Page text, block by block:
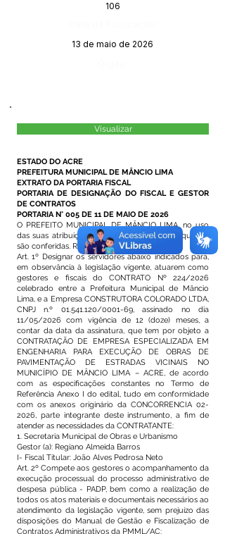
106
13 de maio de 2026
Visualizar
ESTADO DO ACRE
PREFEITURA MUNICIPAL DE MÂNCIO LIMA
EXTRATO DA PORTARIA FISCAL
PORTARIA DE DESIGNAÇÃO DO FISCAL E GESTOR
DE CONTRATOS
PORTARIA N° 005 DE 11 DE MAIO DE 2026
O PREFEITO MUNICIPAL DE MÂNCIO LIMA, no uso
das suas atribuições constitucionais e legais que lhe
são conferidas. RESOLVE:
Art. 1º Designar os servidores abaixo indicados para,
em observância à legislação vigente, atuarem como
gestores e fiscais do CONTRATO Nº 224/2026
celebrado entre a Prefeitura Municipal de Mâncio
Lima, e a Empresa CONSTRUTORA COLORADO LTDA,
CNPJ n.º 01.541.120/0001-69, assinado no dia
11/05/2026 com vigência de 12 (doze) meses, a
contar da data da assinatura, que tem por objeto a
CONTRATAÇÃO DE EMPRESA ESPECIALIZADA EM
ENGENHARIA PARA EXECUÇÃO DE OBRAS DE
PAVIMENTAÇÃO DE ESTRADAS VICINAIS NO
MUNICÍPIO DE MÂNCIO LIMA – ACRE, de acordo
com as especificações constantes no Termo de
Referência Anexo I do edital, tudo em conformidade
com os anexos originário da CONCORRENCIA 02-
2026, parte integrante deste instrumento, a fim de
atender as necessidades da CONTRATANTE:
1. Secretaria Municipal de Obras e Urbanismo
Gestor (a): Regiano Almeida Barros
I- Fiscal Titular: João Alves Pedrosa Neto
Art. 2º Compete aos gestores o acompanhamento da
execução processual do processo administrativo de
despesa pública - PADP, bem como a realização de
todos os atos materiais e documentais necessários ao
atendimento da legislação vigente, sem prejuízo das
disposições do Manual de Gestão e Fiscalização de
Contratos Administrativos da PMML/AC: